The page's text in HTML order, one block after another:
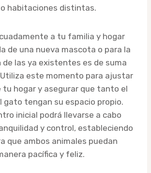
habitaciones distintas.
a tu familia y hogar
de una nueva mascota o para la
las ya existentes es de suma
este momento para ajustar
tu hogar y asegurar que tanto el
gato tengan su espacio propio.
inicial podrá llevarse a cabo
y control, estableciendo
que ambos animales puedan
pacífica y feliz.